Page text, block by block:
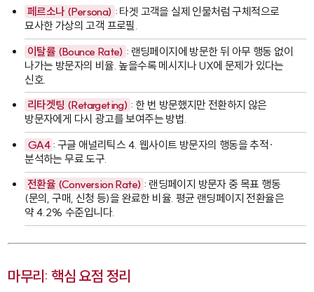
페르소나 (Persona) : 타겟 고객을 실제 인물처럼 구체적으로
묘사한 가상의 고객 프로필.
이탈률 (Bounce Rate) : 랜딩페이지에 방문한 뒤 아무 행동 없이
나가는 방문자의 비율. 높을수록 메시지나 UX에 문제가 있다는
신호.
리타겟팅 (Retargeting) : 한 번 방문했지만 전환하지 않은
방문자에게 다시 광고를 보여주는 방법.
GA4 : 구글 애널리틱스 4. 웹사이트 방문자의 행동을 추적·
분석하는 무료 도구.
전환율 (Conversion Rate) : 랜딩페이지 방문자 중 목표 행동
(문의, 구매, 신청 등)을 완료한 비율. 평균 랜딩페이지 전환율은
약 4.2% 수준입니다.
마무리: 핵심 요점 정리